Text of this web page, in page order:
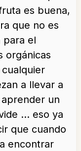
es buena,
que no es
para el
orgánicas
a llevar a
un
… eso ya
que cuando
encontrar